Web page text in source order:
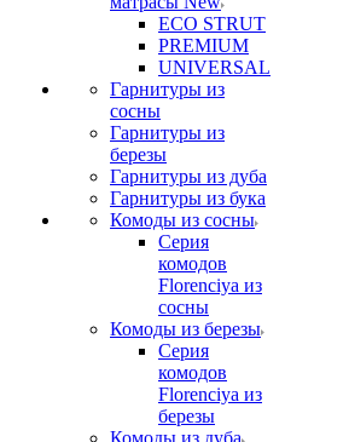
ECO STRUT
PREMIUM
UNIVERSAL
Гарнитуры из
сосны
Гарнитуры из
березы
Гарнитуры из дуба
Гарнитуры из бука
Комоды из сосны
Серия
комодов
Florenciya из
сосны
Комоды из березы
Серия
комодов
Florenciya из
березы
Комоды из дуба